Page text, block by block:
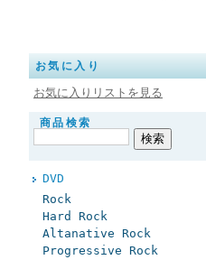
お気に入り
お気に入りリストを見る
商品検索
DVD
Rock
Hard Rock
Altanative Rock
Progressive Rock